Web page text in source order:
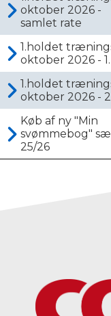
oktober 2026 -
samlet rate
1.holdet
oktober 2026 -
1.holdet
oktober 2026 -
Køb af ny "Min
svømmebog"
25/26